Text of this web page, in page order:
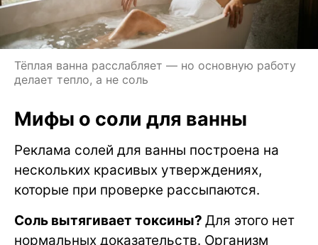
Тёплая ванна расслабляет — но основную работу
делает тепло, а не соль
Мифы о соли для ванны
Реклама солей для ванны построена на
нескольких красивых утверждениях,
которые при проверке рассыпаются.
Соль вытягивает токсины? Для этого нет
нормальных доказательств. Организм